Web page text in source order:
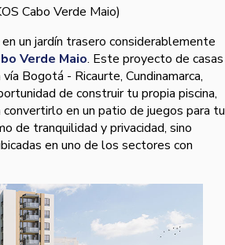
Cabo Verde Maio)
un jardín trasero considerablemente
Verde Maio. Este proyecto de casas
Bogotá - Ricaurte, Cundinamarca,
de construir tu propia piscina,
en un patio de juegos para tu
de tranquilidad y privacidad, sino
en uno de los sectores con